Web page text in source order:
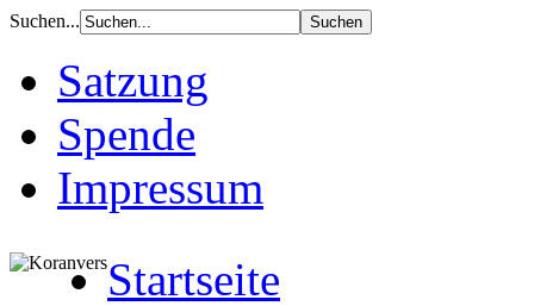
Suchen...
Satzung
Spende
Impressum
Startseite